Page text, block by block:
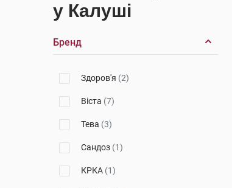
у Калуші
Бренд
Здоров'я (2)
Віста (7)
Тева (3)
Сандоз (1)
КРКА (1)